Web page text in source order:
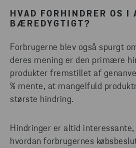
HVAD FORHINDRER OS I
BÆREDYGTIGT?
Forbrugerne blev også spurgt
deres mening er den primære
produkter fremstillet af
% mente, at mangelfuld
største hindring.
Hindringer er altid interessante,
hvordan forbrugernes